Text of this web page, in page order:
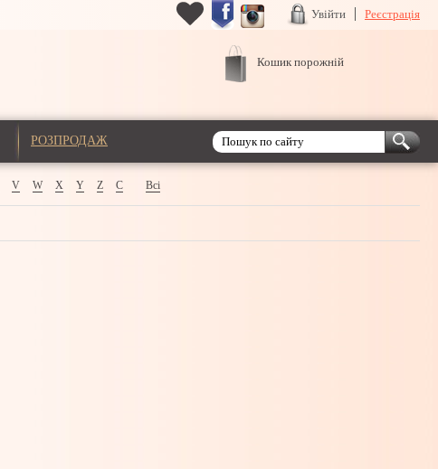
Увійти Реєстрація
Кошик порожній
РОЗПРОДАЖ
V W X Y Z С Всі